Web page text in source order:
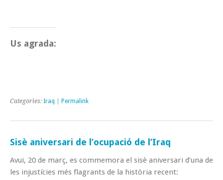
Us agrada:
Categories: Iraq Permalink
Sisè aniversari de l’ocupació de l’Iraq
Avui, 20 de març, es commemora el sisè aniversari d’una de
les injustícies més flagrants de la història recent: